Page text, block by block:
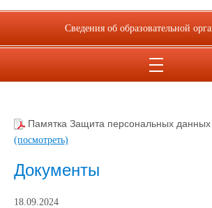
В целях пропаганды образа жизни,
ответственное отношение к
Роскомнадзором и его территориальными
Памятка Защита персональных
(посмотреть)
Документы
18.09.2024
Сведения об образовательной